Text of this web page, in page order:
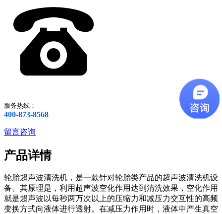
服务热线：
400-873-8568
留言咨询
产品详情
轮胎超声波清洗机，是一款针对轮胎类产品的超声波清洗机设
备。其原理是，利用超声波空化作用达到清洗效果，空化作用
就是超声波以每秒两万次以上的压缩力和减压力交互性的高频
变换方式向液体进行透射。在减压力作用时，液体中产生真空